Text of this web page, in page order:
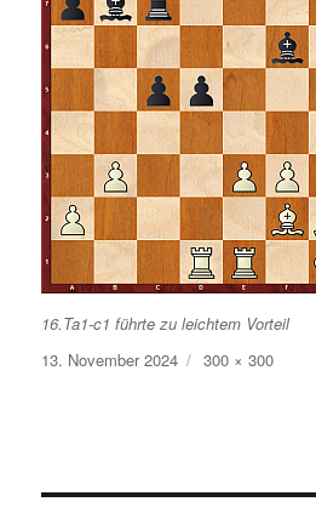
16.Ta1-c1 führte zu leichtem Vorteil
Veröffentlicht
am
13. November 2024 Volle
Größe
300 × 300